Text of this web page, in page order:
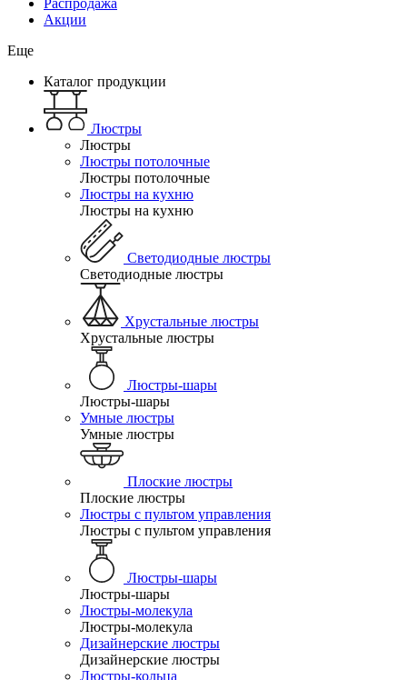
Распродажа
Акции
Еще
Каталог продукции
Люстры
Люстры
Люстры потолочные
Люстры потолочные
Люстры на кухню
Люстры на кухню
Светодиодные люстры
Светодиодные люстры
Хрустальные люстры
Хрустальные люстры
Люстры-шары
Люстры-шары
Умные люстры
Умные люстры
Плоские люстры
Плоские люстры
Люстры с пультом управления
Люстры с пультом управления
Люстры-шары
Люстры-шары
Люстры-молекула
Люстры-молекула
Дизайнерские люстры
Дизайнерские люстры
Люстры-кольца